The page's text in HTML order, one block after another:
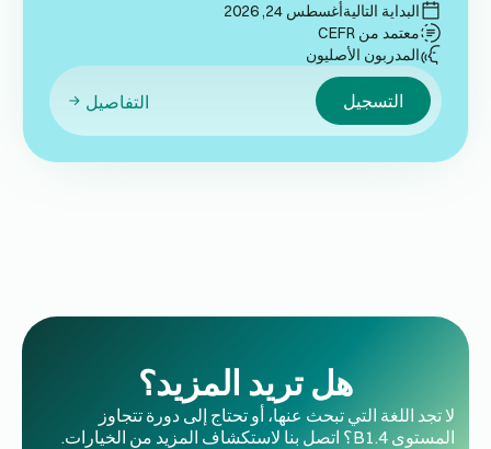
البداية التاليةأغسطس 24, 2026
معتمد من CEFR
المدربون الأصليون
التسجيل التفاصيل
هل تريد المزيد؟
لا تجد اللغة التي تبحث عنها، أو تحتاج إلى دورة تتجاوز
المستوى B1.4؟ اتصل بنا لاستكشاف المزيد من الخيارات.